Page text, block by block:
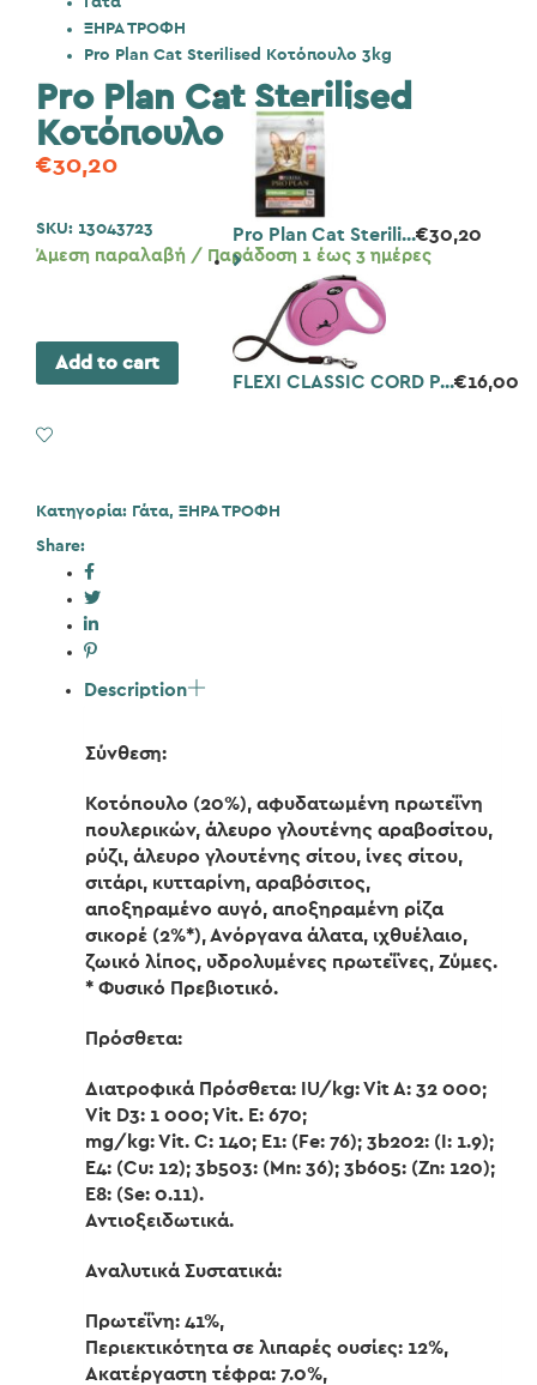
ΞΗΡΑ ΤΡΟΦΗ
Pro Plan Cat Sterilised Κοτόπουλο 3kg
Pro Plan Cat Sterili...€30,20
FLEXI CLASSIC CORD P...€16,00
Pro Plan Cat Sterilised
Κοτόπουλο 3kg
€30,20
SKU: 13043723
Άμεση παραλαβή / Παράδοση 1 έως 3 ημέρες
Add to cart
Κατηγορία: Γάτα, ΞΗΡΑ ΤΡΟΦΗ
Share:
Description
Σύνθεση:
Κοτόπουλο (20%), αφυδατωμένη πρωτεΐνη
πουλερικών, άλευρο γλουτένης αραβοσίτου,
ρύζι, άλευρο γλουτένης σίτου, ίνες σίτου,
σιτάρι, κυτταρίνη, αραβόσιτος,
αποξηραμένο αυγό, αποξηραμένη ρίζα
σικορέ (2%*), Ανόργανα άλατα, ιχθυέλαιο,
ζωικό λίπος, υδρολυμένες πρωτεΐνες, Ζύμες.
* Φυσικό Πρεβιοτικό.
Πρόσθετα:
Διατροφικά Πρόσθετα: IU/kg: Vit A: 32 000;
Vit D3: 1 000; Vit. E: 670;
mg/kg: Vit. C: 140; E1: (Fe: 76); 3b202: (I: 1.9);
E4: (Cu: 12); 3b503: (Mn: 36); 3b605: (Zn: 120);
E8: (Se: 0.11).
Αντιοξειδωτικά.
Αναλυτικά Συστατικά:
Πρωτεΐνη: 41%,
Περιεκτικότητα σε λιπαρές ουσίες: 12%,
Ακατέργαστη τέφρα: 7.0%,